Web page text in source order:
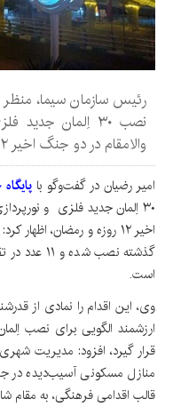
رئیس سازمان سیما،
نصب ۳۰ اِلمان
والامقام در دو جنگ اخیر ۱۲ روزه و رمضان خبر داد.
امیر رضیان در گفت‌وگو با
۳۰ اِلمان جدید فلزی و
گذشته نصب
است.
وی، این اقدام را نمادی از
ارزشمند الگویی برای نصب
قرار گیرد، افزود: مدیریت
منازل مسکونی آسیب‌دیده در
قالب اقدامی فرهنگی، به مقام